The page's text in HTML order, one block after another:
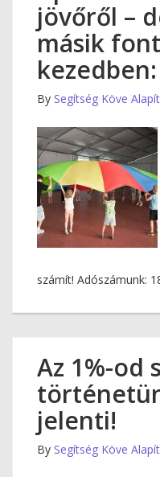
jövőről –
másik
By Segítség Köve
számít! Adószámunk:
Az 1%-od
jelenti!
By Segítség Köve